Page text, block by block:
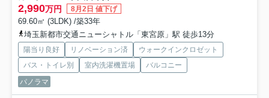
2,990万円 8月2日 値下げ
69.60㎡ (3LDK) /築33年
埼玉新都市交通ニューシャトル「東宮原」駅 徒歩13分
陽当り良好 リノベーション済
ウォークインクロゼット
バス・トイレ別
室内洗濯機置場
バルコニー
パノラマ